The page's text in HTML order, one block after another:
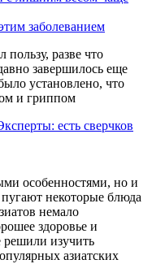
заболеванием
разве что
завершилось еще
установлено, что
и гриппом
есть сверчков
особенностями, но и
некоторые блюда
немало
здоровье и
решили изучить
азиатских